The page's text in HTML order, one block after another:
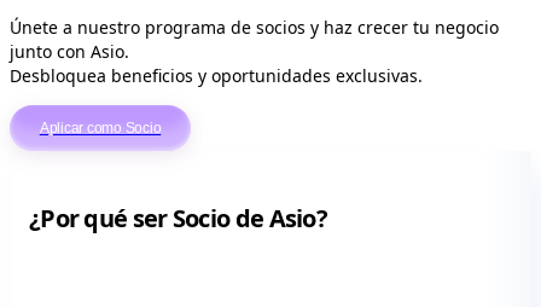
Únete a nuestro programa de socios y haz crecer tu negocio
junto con Asio.
Desbloquea beneficios y oportunidades exclusivas.
Aplicar como Socio
¿Por qué ser Socio de Asio?